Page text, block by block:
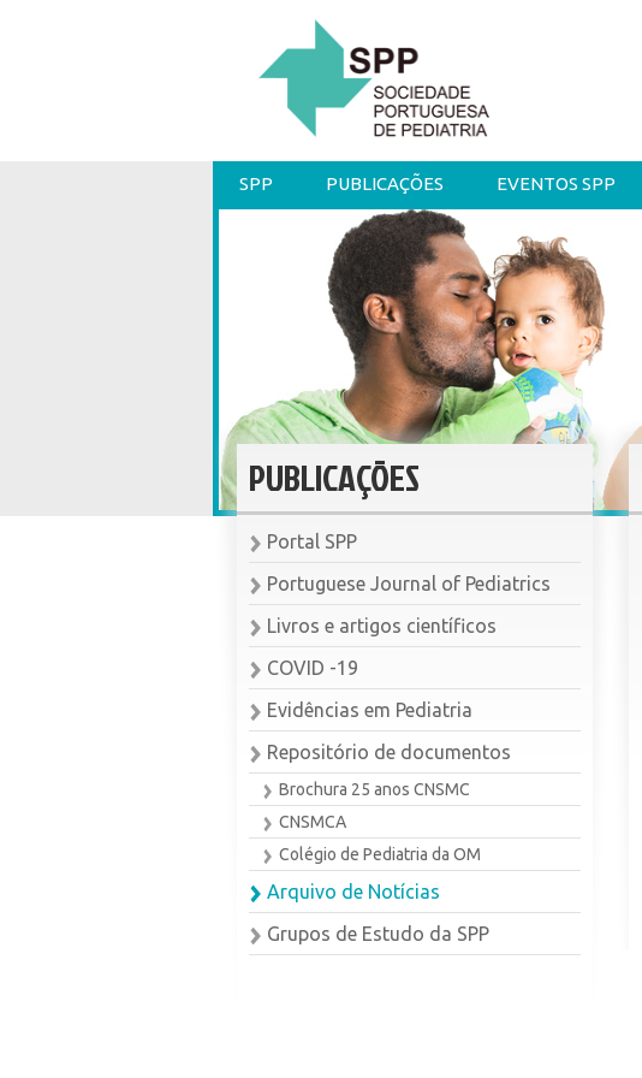
SPP PUBLICAÇÕES EVENTOS SPP
PUBLICAÇÕES
Portal SPP
Portuguese Journal of Pediatrics
Livros e artigos científicos
COVID -19
Evidências em Pediatria
Repositório de documentos
Brochura 25 anos CNSMC
CNSMCA
Colégio de Pediatria da OM
Arquivo de Notícias
Grupos de Estudo da SPP